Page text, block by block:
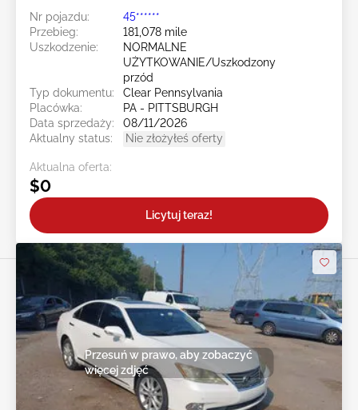
Nr pojazdu:
45******
Przebieg:
181,078 mile
Uszkodzenie:
NORMALNE
UŻYTKOWANIE/Uszkodzony
przód
Typ dokumentu:
Clear Pennsylvania
Placówka:
PA - PITTSBURGH
Data sprzedaży:
08/11/2026
Aktualny status:
Nie złożyłeś oferty
Aktualna oferta:
$0
Licytuj teraz!
Przesuń w prawo, aby zobaczyć
więcej zdjęć